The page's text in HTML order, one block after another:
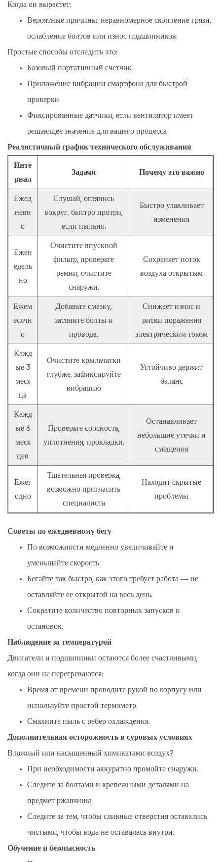
Когда он вырастет:
Вероятные причины: неравномерное скопление грязи,
ослабление болтов или износ подшипников.
Простые способы отследить это:
Базовый портативный счетчик
Приложение вибрации смартфона для быстрой
проверки
Фиксированные датчики, если вентилятор имеет
решающее значение для вашего процесса
Реалистичный график технического обслуживания
Инте
рвал
Задачи Почему это важно
Ежед
невн
о
Слушай, оглянись
вокруг, быстро протри,
если пыльно.
Быстро улавливает
изменения
Ежен
едель
но
Очистите впускной
фильтр, проверьте
ремни, очистите
снаружи.
Сохраняет поток
воздуха открытым
Ежем
есячн
о
Добавьте смазку,
затяните болты и
провода.
Снижает износ и
риски поражения
электрическим током
Кажд
ые 3
меся
ца
Очистите крыльчатки
глубже, зафиксируйте
вибрацию
Устойчиво держит
баланс
Кажд
ые 6
меся
цев
Проверьте соосность,
уплотнения, прокладки.
Останавливает
небольшие утечки и
смещения
Ежег
одно
Тщательная проверка,
возможно пригласить
специалиста
Находит скрытые
проблемы
Советы по ежедневному бегу
По возможности медленно увеличивайте и
уменьшайте скорость.
Бегайте так быстро, как этого требует работа — не
оставляйте ее открытой на весь день.
Сократите количество повторных запусков и
остановок.
Наблюдение за температурой
Двигатели и подшипники остаются более счастливыми,
когда они не перегреваются:
Время от времени проводите рукой по корпусу или
используйте простой термометр.
Смахните пыль с ребер охлаждения.
Дополнительная осторожность в суровых условиях
Влажный или насыщенный химикатами воздух?
При необходимости аккуратно промойте снаружи.
Следите за болтами и крепежными деталями на
предмет ржавчины.
Следите за тем, чтобы сливные отверстия оставались
чистыми, чтобы вода не оставалась внутри.
Обучение и безопасность